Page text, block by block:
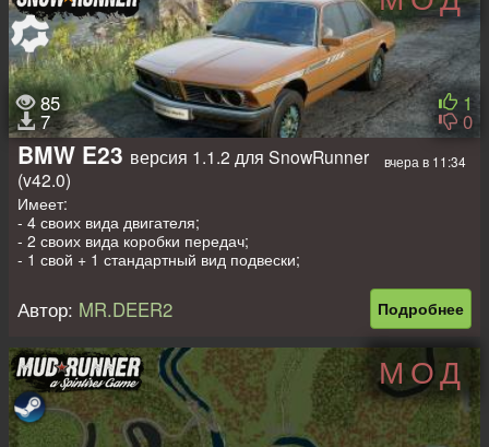
85
7
1
0
вчера в 11:34
BMW E23 версия 1.1.2 для SnowRunner
(v42.0)
Имеет:
- 4 своих вида двигателя;
- 2 своих вида коробки передач;
- 1 свой + 1 стандартный вид подвески;
- 1 свой аддон;
- свои текстуры.
Прописаны стандартные прицепы от скаутов.
Подробнее
Автор: MR.DEER2
МОД